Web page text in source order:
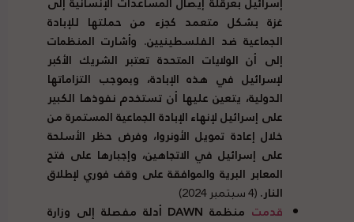
غزة بشكل متعمد كجزء من حملتها للإبادة
الجماعية ضد الفلسطينيين. وأشارت المنظمات
إلى أن الولايات المتحدة تعتبر الشريك الأكبر
لإسرائيل في هذه الإبادة، وبموجب التزاماتها
الدولية، يتعين عليها أن تستخدم نفوذها الكبير
على إسرائيل لإنهاء الإبادة الجماعية المستمرة من
خلال إعادة تمويل الأونروا، وفرض حظر الأسلحة
على إسرائيل في الاتجاهين، وإجبارها على فتح
المعابر البرية والموافقة على وقف فوري لإطلاق
النار.(4 سبتمبر 2024)
قدمت منظمة DAWN أدلة مفصلة إلى وزارة